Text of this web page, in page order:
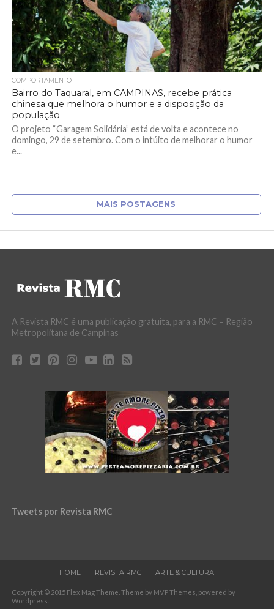
COMPORTAMENTO
Bairro do Taquaral, em CAMPINAS, recebe prática
chinesa que melhora o humor e a disposição da
população
O projeto “Garagem Solidária” está de volta e acontece no
domingo, 29 de setembro. Com o intúito de melhorar o humor
e...
MAIS POSTAGENS
A Revista RMC é uma publicação gratuita, para a RMC – Região
Metropolitana de Campinas
Tweets por Revista RMC
HOME REVISTA RMC ARTE & CULTURA
Copyright © 2015 Flex Mag Theme. Theme by MVP Themes, powered by
Wordpress.